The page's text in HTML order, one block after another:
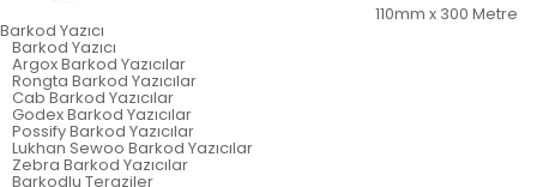
110mm x 300 Metre
Barkod Yazıcı
Barkod Yazıcı
Argox Barkod Yazıcılar
Rongta Barkod Yazıcılar
Cab Barkod Yazıcılar
Godex Barkod Yazıcılar
Possify Barkod Yazıcılar
Lukhan Sewoo Barkod Yazıcılar
Zebra Barkod Yazıcılar
Barkodlu Teraziler